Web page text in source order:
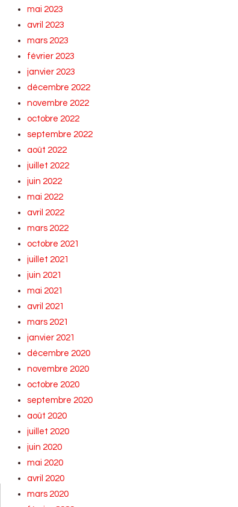
mai 2023
avril 2023
mars 2023
février 2023
janvier 2023
décembre 2022
novembre 2022
octobre 2022
septembre 2022
août 2022
juillet 2022
juin 2022
mai 2022
avril 2022
mars 2022
octobre 2021
juillet 2021
juin 2021
mai 2021
avril 2021
mars 2021
janvier 2021
décembre 2020
novembre 2020
octobre 2020
septembre 2020
août 2020
juillet 2020
juin 2020
mai 2020
avril 2020
mars 2020